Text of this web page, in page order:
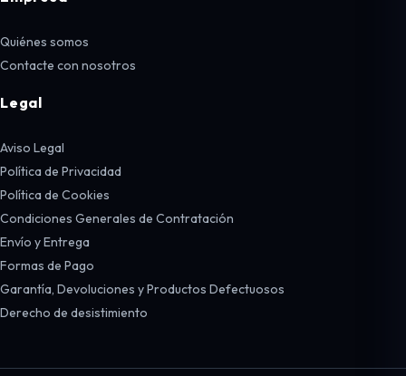
Quiénes somos
Contacte con nosotros
Legal
Aviso Legal
Política de Privacidad
Política de Cookies
Condiciones Generales de Contratación
Envío y Entrega
Formas de Pago
Garantía, Devoluciones y Productos Defectuosos
Derecho de desistimiento